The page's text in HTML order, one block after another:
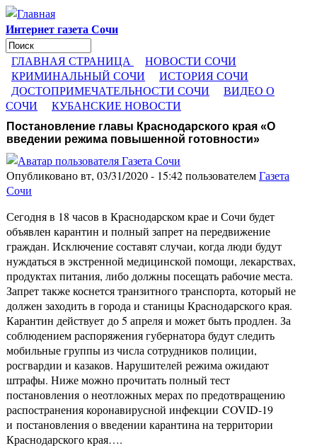
Перейти к основному содержанию
Интернет газета Сочи
Форма поиска
Поиск
ГЛАВНАЯ СТРАНИЦА
НОВОСТИ СОЧИ
КРИМИНАЛЬНЫЙ СОЧИ
ИСТОРИЯ СОЧИ
ДОСТОПРИМЕЧАТЕЛЬНОСТИ СОЧИ
ВИДЕО О
СОЧИ
КУБАНСКИЕ НОВОСТИ
Постановление главы Краснодарского края «О
введении режима повышенной готовности»
Опубликовано вт, 03/31/2020 - 15:42 пользователемГазета
Сочи
Сегодня в 18 часов в Краснодарском крае и Сочи будет
объявлен карантин и полный запрет на передвижение
граждан. Исключение составят случаи, когда люди будут
нуждаться в экстренной медицинской помощи, лекарствах,
продуктах питания, либо должны посещать рабочие места.
Запрет также коснется транзитного транспорта, который не
должен заходить в города и станицы Краснодарского края.
Карантин действует до 5 апреля и может быть продлен. За
соблюдением распоряжения губернатора будут следить
мобильные группы из числа сотрудников полиции,
росгвардии и казаков. Нарушителей режима ожидают
штрафы. Ниже можно прочитать полный тест
постановления о неотложных мерах по предотвращению
распостранения коронавирусной инфекции COVID-19
и постановления о введении карантина на территории
Краснодарского края….